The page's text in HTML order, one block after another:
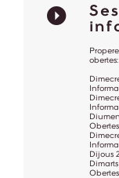
obertes:
Obertes
Dijous
Obertes